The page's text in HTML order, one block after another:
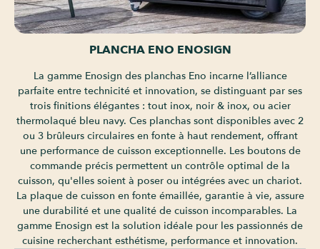
PLANCHA ENO ENOSIGN
La gamme Enosign des planchas Eno incarne l’alliance
parfaite entre technicité et innovation, se distinguant par ses
trois finitions élégantes : tout inox, noir & inox, ou acier
thermolaqué bleu navy. Ces planchas sont disponibles avec 2
ou 3 brûleurs circulaires en fonte à haut rendement, offrant
une performance de cuisson exceptionnelle. Les boutons de
commande précis permettent un contrôle optimal de la
cuisson, qu'elles soient à poser ou intégrées avec un chariot.
La plaque de cuisson en fonte émaillée, garantie à vie, assure
une durabilité et une qualité de cuisson incomparables. La
gamme Enosign est la solution idéale pour les passionnés de
cuisine recherchant esthétisme, performance et innovation.